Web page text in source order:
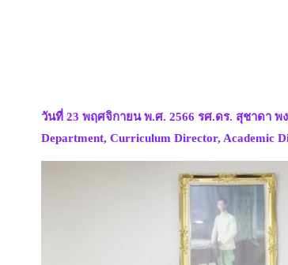
วันที่ 23 พฤศจิกายน พ.ศ. 2566 รศ.ดร. สุชาดา
Department, Curriculum Director, Academic